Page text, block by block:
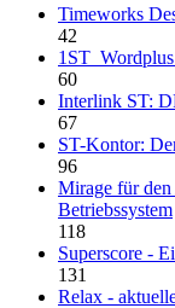
Timeworks
42
60
Interlink ST:
67
ST-Kontor:
96
Mirage für
Betriebssystem
118
Superscore -
131
Relax -